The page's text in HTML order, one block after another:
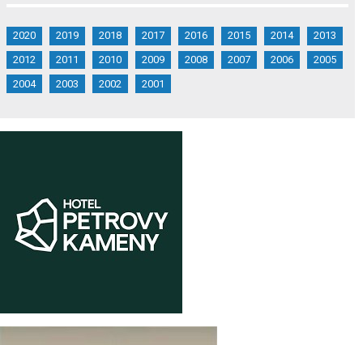
2020 2019 2018 2017 2016 2015 2014
2013
2012
2011 2010 2009 2008 2007 2006
2005
2004
2003 2002 2001